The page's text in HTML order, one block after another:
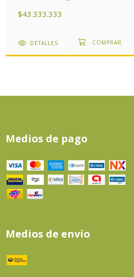
$43.333.333
DETALLES
Medios de pago
Medios de envío